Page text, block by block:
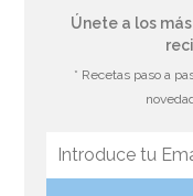
Únete a los
* Recetas paso a